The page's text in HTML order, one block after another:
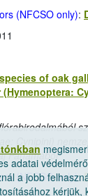
(NFCSO only):
of oak
Panamából
(NFCSO only):
adatai
a jobb
kérjük,